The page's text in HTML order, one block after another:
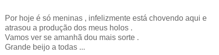
Por hoje é só meninas , infelizmente está chovendo aqui e
atrasou a produção dos meus holos .
Vamos ver se amanhã dou mais sorte .
Grande beijo a todas ...